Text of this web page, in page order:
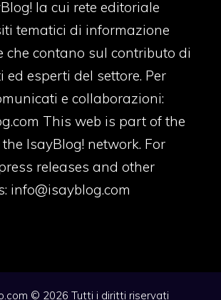
la cui rete editoriale
tematici di informazione
che contano sul contributo di
esperti del settore. Per
e collaborazioni:
This web is part of the
IsayBlog! network. For
releases and other
info@isayblog.com
© 2026 Tutti i diritti riservati